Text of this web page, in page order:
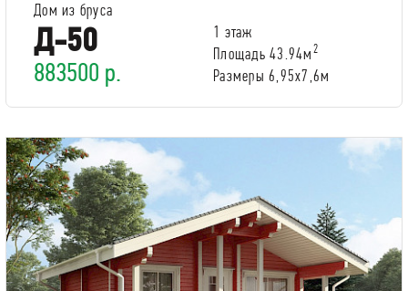
Дом из бруса
Д-50
883500 р.
1 этаж
Площадь 43.94м2
Размеры 6,95x7,6м